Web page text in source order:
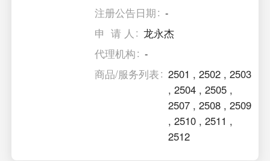
注册公告日期
-
申 请 人
龙永杰
代理机构
-
商品/服务列表
2501 ,2502 ,2503
,2504 ,2505 ,
2507 ,2508 ,2509
,2510 ,2511 ,
2512